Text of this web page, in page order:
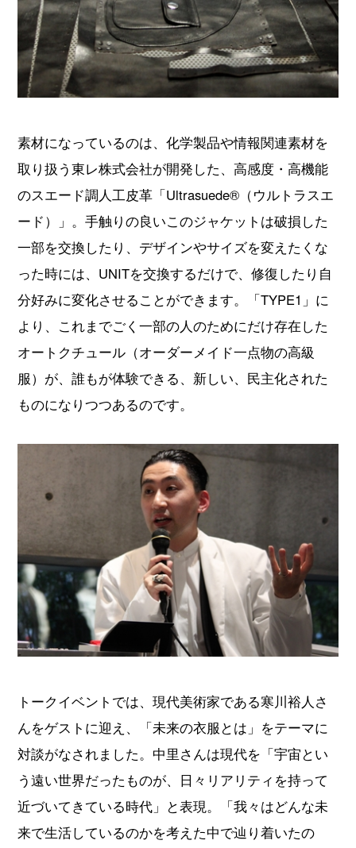
素材になっているのは、化学製品や情報関連素材を
取り扱う東レ株式会社が開発した、高感度・高機能
のスエード調人工皮革「Ultrasuede®（ウルトラスエ
ード）」。手触りの良いこのジャケットは破損した
一部を交換したり、デザインやサイズを変えたくな
った時には、UNITを交換するだけで、修復したり自
分好みに変化させることができます。「TYPE1」に
より、これまでごく一部の人のためにだけ存在した
オートクチュール（オーダーメイド一点物の高級
服）が、誰もが体験できる、新しい、民主化された
ものになりつつあるのです。
トークイベントでは、現代美術家である寒川裕人さ
んをゲストに迎え、「未来の衣服とは」をテーマに
対談がなされました。中里さんは現代を「宇宙とい
う遠い世界だったものが、日々リアリティを持って
近づいてきている時代」と表現。「我々はどんな未
来で生活しているのかを考えた中で辿り着いたの